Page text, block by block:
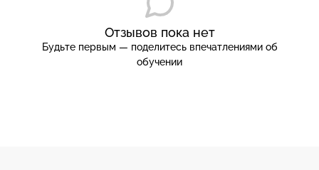
Отзывов пока нет
Будьте первым — поделитесь впечатлениями об
обучении